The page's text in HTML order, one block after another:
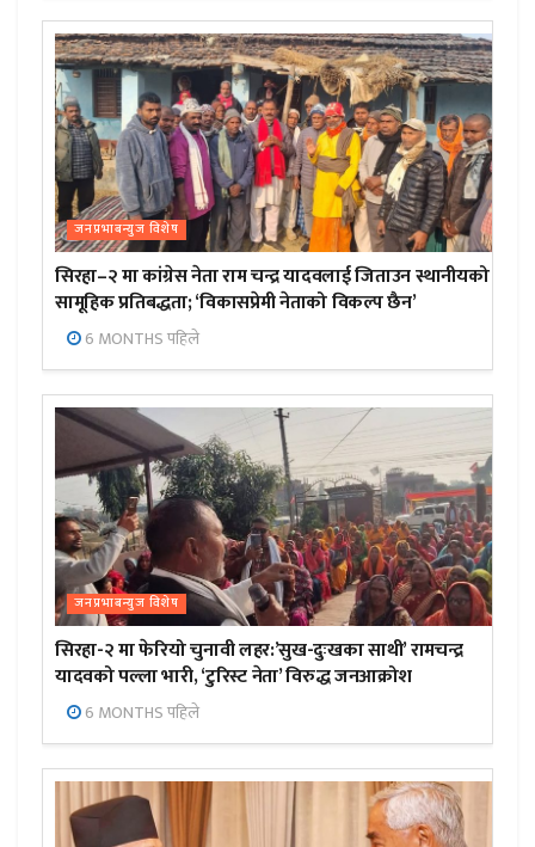
जनप्रभाबन्युज विशेष
सिरहा–२ मा कांग्रेस नेता राम चन्द्र यादवलाई जिताउन स्थानीयको
सामूहिक प्रतिबद्धता; ‘विकासप्रेमी नेताको विकल्प छैन’
6 MONTHS पहिले
जनप्रभाबन्युज विशेष
सिरहा-२ मा फेरियो चुनावी लहर:’सुख-दुःखका साथी’ रामचन्द्र
यादवको पल्ला भारी, ‘टुरिस्ट नेता’ विरुद्ध जनआक्रोश
6 MONTHS पहिले